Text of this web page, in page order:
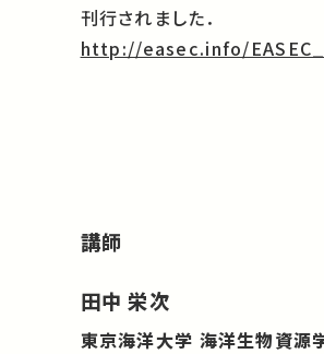
刊行されました．
http://easec.info/
講師
田中 栄次
東京海洋大学 海洋生物資源